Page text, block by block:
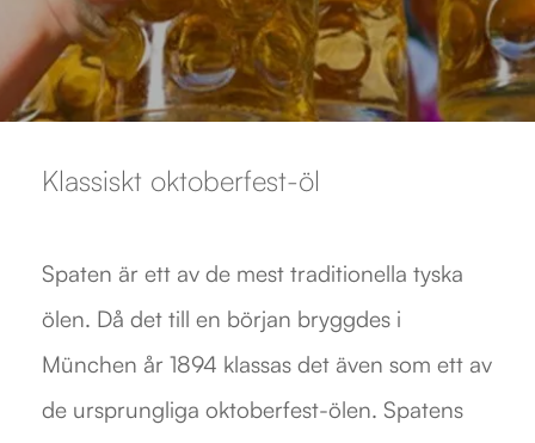
Klassiskt oktoberfest-öl
Spaten är ett av de mest traditionella tyska
ölen. Då det till en början bryggdes i
München år 1894 klassas det även som ett av
de ursprungliga oktoberfest-ölen. Spatens